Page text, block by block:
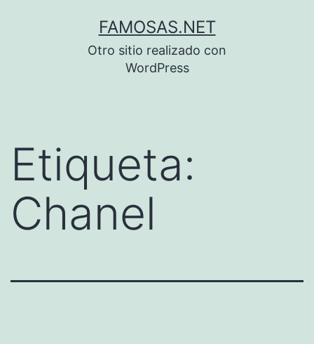
FAMOSAS.NET
Otro sitio realizado con
WordPress
Etiqueta:
Chanel